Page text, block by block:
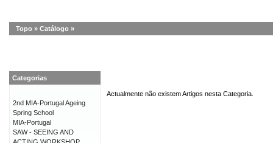
Topo » Catálogo »
Actualmente não existem Artigos nesta Categoria.
Categorias
2nd MIA-Portugal Ageing
Spring School
MIA-Portugal
SAW - SEEING AND